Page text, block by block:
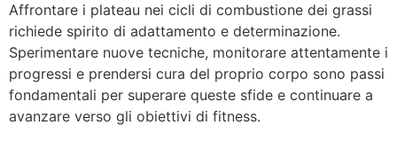
Affrontare i plateau nei cicli di combustione dei grassi
richiede spirito di adattamento e determinazione.
Sperimentare nuove tecniche, monitorare attentamente i
progressi e prendersi cura del proprio corpo sono passi
fondamentali per superare queste sfide e continuare a
avanzare verso gli obiettivi di fitness.